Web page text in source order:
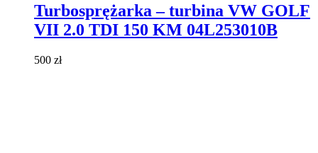
wiele
wariantów.
Turbosprężarka – turbina VW GOLF
VII 2.0 TDI 150 KM 04L253010B
500 zł